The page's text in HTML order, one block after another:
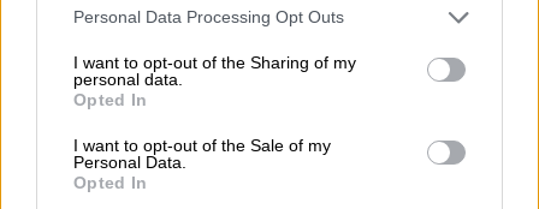
Please note that this website/app uses one or more Google
not limited to your visit or usage behaviour. You may click to
grant or deny consent to Google and its third-party tags to
use your data for below specified purposes in below Google
consent section.
Personal Data Processing Opt Outs
I want to opt-out of the Sharing of my
personal data.
Opted In
I want to opt-out of the Sale of my
Personal Data.
Opted In